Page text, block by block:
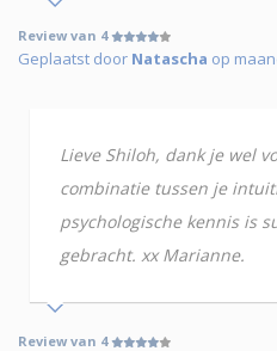
Review van 4
Geplaatst door Natascha op
Lieve Shiloh, dank je wel
combinatie tussen je
psychologische kennis is
gebracht. xx Marianne.
Review van 4